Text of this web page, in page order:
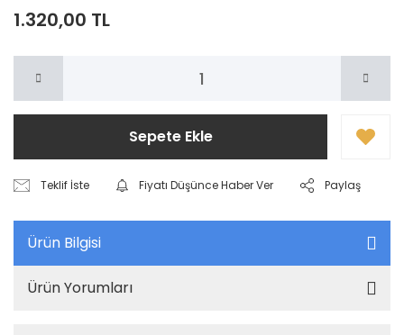
1.320,00 TL
Sepete Ekle
Teklif İste Fiyatı Düşünce Haber Ver Paylaş
Ürün Bilgisi
Ürün Yorumları